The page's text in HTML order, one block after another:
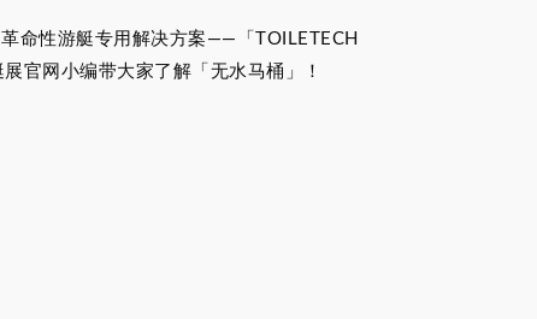
命性游艇专用解决方案——「TOILETECH
官网小编带大家了解「无水马桶」！